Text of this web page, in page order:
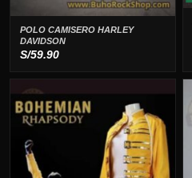
POLO CAMISERO HARLEY
DAVIDSON
S/59.90